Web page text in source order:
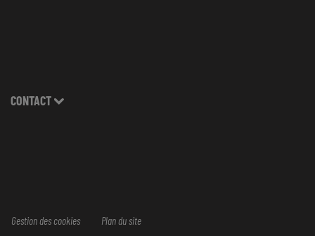
CONTACT
Gestion des cookies Plan du site